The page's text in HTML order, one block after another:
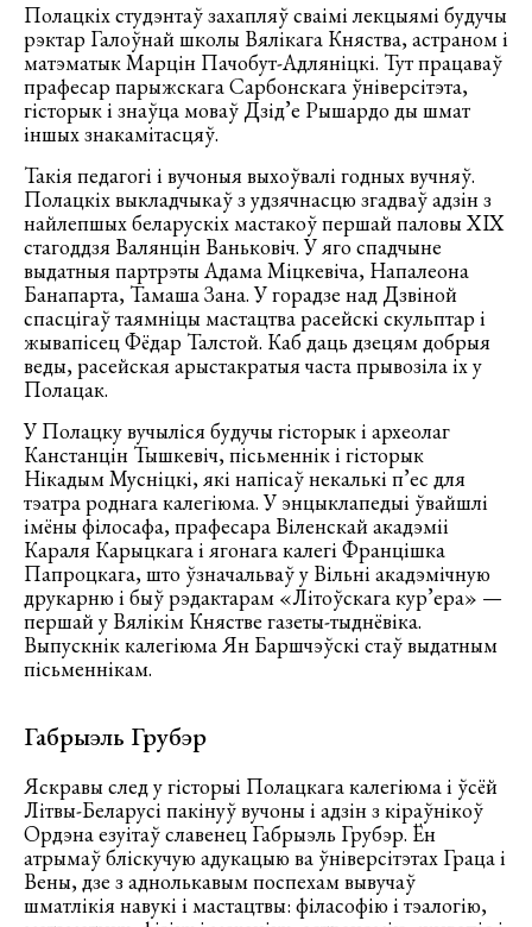
Полацкіх студэнтаў захапляў сваімі лекцыямі будучы
рэктар Галоўнай школы Вялікага Княства, астраном і
матэматык Марцін Пачобут-Адляніцкі. Тут працаваў
прафесар парыжскага Сарбонскага ўніверсітэта,
гісторык і знаўца моваў Дзід’е Рышардо ды шмат
іншых знакамітасцяў.
Такія педагогі і вучоныя выхоўвалі годных вучняў.
Полацкіх выкладчыкаў з удзячнасцю згадваў адзін з
найлепшых беларускіх мастакоў першай паловы ХІХ
стагоддзя Валянцін Ваньковіч. У яго спадчыне
выдатныя партрэты Адама Міцкевіча, Напалеона
Банапарта, Тамаша Зана. У горадзе над Дзвіной
спасцігаў таямніцы мастацтва расейскі скульптар і
жывапісец Фёдар Талстой. Каб даць дзецям добрыя
веды, расейская арыстакратыя часта прывозіла іх у
Полацак.
У Полацку вучыліся будучы гісторык і археолаг
Канстанцін Тышкевіч, пісьменнік і гісторык
Нікадым Мусніцкі, які напісаў некалькі п’ес для
тэатра роднага калегіюма. У энцыклапедыі ўвайшлі
імёны філосафа, прафесара Віленскай акадэміі
Караля Карыцкага і ягонага калегі Францішка
Папроцкага, што ўзначальваў у Вільні акадэмічную
друкарню і быў рэдактарам «Літоўскага кур’ера» —
першай у Вялікім Княстве газеты-тыднёвіка.
Выпускнік калегіюма Ян Баршчэўскі стаў выдатным
пісьменнікам.
Габрыэль Грубэр
Яскравы след у гісторыі Полацкага калегіюма і ўсёй
Літвы-Беларусі пакінуў вучоны і адзін з кіраўнікоў
Ордэна езуітаў славенец Габрыэль Грубэр. Ён
атрымаў бліскучую адукацыю ва ўніверсітэтах Граца і
Вены, дзе з аднолькавым поспехам вывучаў
шматлікія навукі і мастацтвы: філасофію і тэалогію,